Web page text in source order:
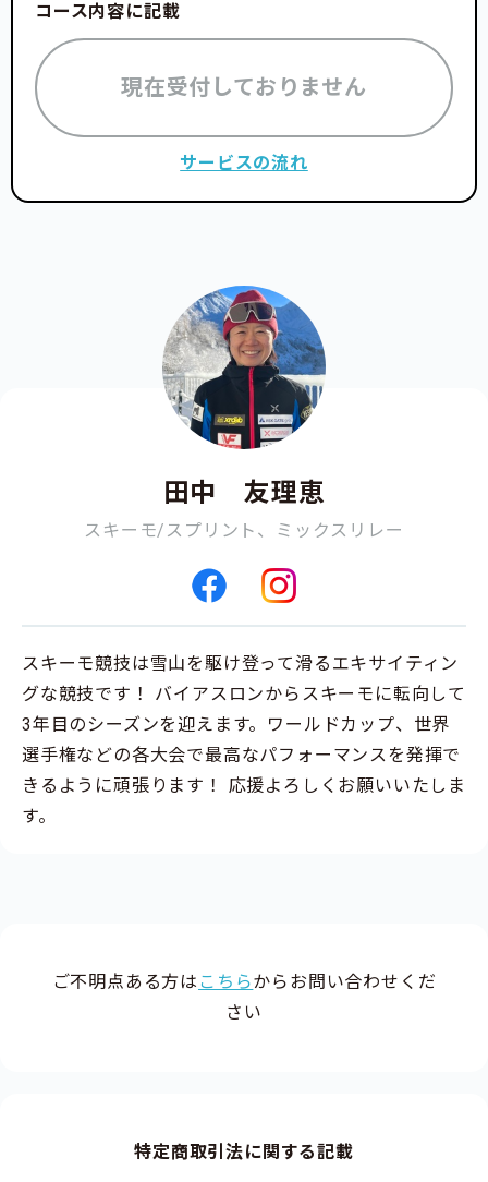
コース内容に記載
現在受付しておりません
サービスの流れ
田中 友理恵
スキーモ/スプリント、ミックスリレー
スキーモ競技は雪山を駆け登って滑るエキサイティン
グな競技です！ バイアスロンからスキーモに転向して
3年目のシーズンを迎えます。ワールドカップ、世界
選手権などの各大会で最高なパフォーマンスを発揮で
きるように頑張ります！ 応援よろしくお願いいたしま
す。
ご不明点ある方は こちらからお問い合わせくだ
さい
特定商取引法に関する記載